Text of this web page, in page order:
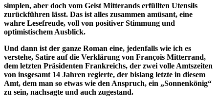
simplen, aber doch vom Geist Mitterands erfüllten Utensils
zurückführen lässt. Das ist alles zusammen amüsant, eine
wahre Lesefreude, voll von positiver Stimmung und
optimistischem Ausblick.
Und dann ist der ganze Roman eine, jedenfalls wie ich es
verstehe, Satire auf die Verklärung von François Mitterrand,
dem letzten Präsidenten Frankreichs, der zwei volle Amtszeiten
von insgesamt 14 Jahren regierte, der bislang letzte in diesem
Amt, dem man so etwas wie den Anspruch, ein „Sonnenkönig“
zu sein, nachsagte und auch zugestand.